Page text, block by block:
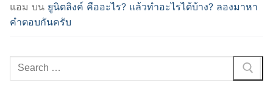
แอม บน ยูนิตลิงค์ คืออะไร? แล้วทำอะไรได้บ้าง? ลองมาหา
คำตอบกันครับ
Search
for: